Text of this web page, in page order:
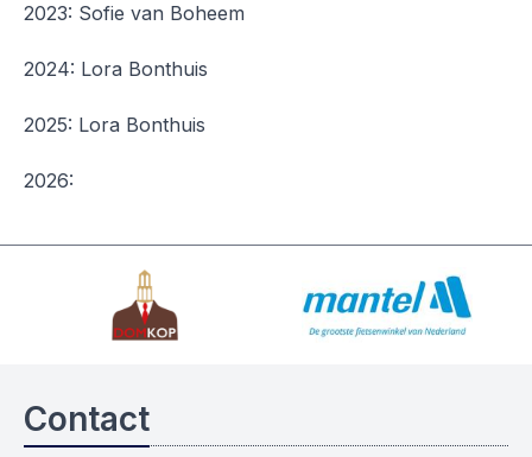
2023: Sofie van Boheem
2024: Lora Bonthuis
2025: Lora Bonthuis
2026:
Contact